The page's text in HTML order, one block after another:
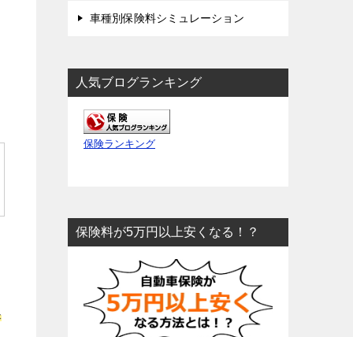
車種別保険料シミュレーション
人気ブログランキング
保険ランキング
保険料が5万円以上安くなる！？